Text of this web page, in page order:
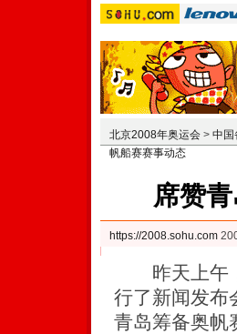
北京2008年奥运会 > 中国
帆船赛赛事动态
席赞
https://2008.sohu.com
昨天上午，
行了新闻发布
青岛筹备奥帆